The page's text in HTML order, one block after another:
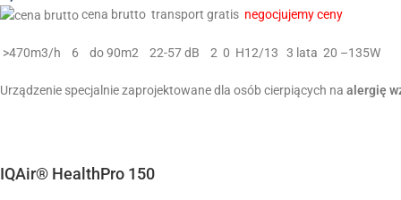
cena brutto transport gratis negocjujemy ceny
>470m3/h 6 do 90m2 22-57 dB 2 0 H12/13 3 lata 20 –135W
Urządzenie specjalnie zaprojektowane dla osób cierpiących na alergię
IQAir® HealthPro 150